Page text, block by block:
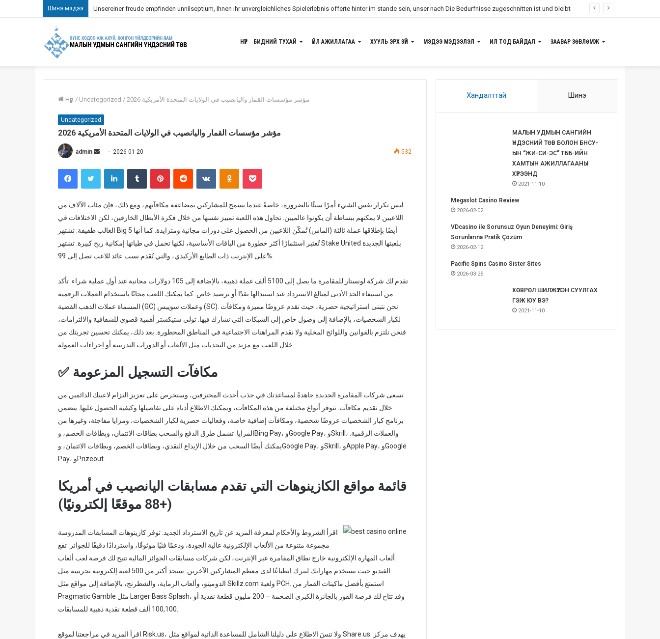
Шинэ мэдээ Unsereiner freude empfinden unnilseptium, Ihnen ihr unvergleichliches Spielerlebnis offerte hinter im stande sein, unser nach Die Bedurfnisse zugeschnitten ist und bleibt
НҮҮР БИДНИЙ ТУХАЙ ҮЙЛ АЖИЛЛАГАА ХУУЛЬ ЭРХ ЗҮЙ МЭДЭЭ МЭДЭЭЛЭЛ ИЛ ТОД БАЙДАЛ ЗААВАР ЗӨВЛӨМЖ
Нүүр / Uncategorized / مؤشر مؤسسات القمار واليانصيب في الولايات المتحدة الأمريكية 2026
Uncategorized
مؤشر مؤسسات القمار واليانصيب في الولايات المتحدة الأمريكية 2026
admin
d
e
m
a
i
2026-01-20 532
ليس تكرار نفس الشيء أمرًا سيئًا بالضرورة، خاصةً عندما يسمح للمشاركين بمضاعفة مكافآتهم، ومع ذلك، فإن مئات الآلاف من
اللاعبين لا يمكنهم ببساطة أن يكونوا عالميين. تحاول هذه اللعبة تمييز نفسها من خلال فكرة الأبطال الخارقين، لكن الاختلافات في
الغالب طفيفة. تشتهر Big 5 أيضًا بإطلاقها عملة ثالثة (الماس) تُمكّن اللاعبين من الحصول على دورات مجانية ومتزايدة. كما أنها
تُعتبر استثمارًا أكثر خطورة من الباقات الأساسية، لكنها تحمل في طياتها إمكانية ربح كبيرة.تشتهر Stake.United بلعبتها الجديدة
على الإنترنت ذات الطابع الأركيدي، والتي تُقدم نسب عائد للاعب تصل إلى 99%.
تقدم لك شركة لونستار للمقامرة ما يصل إلى 5100 ألف عملة ذهبية، بالإضافة إلى 105 دولارات مجانية عند أول عملية شراء. تأكد
من استيفاء الحد الأدنى لمبالغ الاسترداد عند استبدالها نقدًا أو برصيد خاص. كما يمكنك اللعب مجانًا باستخدام العملات الرقمية
المسماة عملات الذهب الفضية (GC) وعملات سويبس (SC). نحن نتبنى استراتيجية حصرية، حيث نقدم عروضًا مميزة ومكافآت
لكبار الشخصيات، بالإضافة إلى وصول خاص إلى الشبكات التي نشارك فيها. تولي ستيكستر أهمية قصوى للشفافية والالتزامات،
فنحن نلتزم بالقوانين واللوائح المحلية ولا نقدم المراهنات الاجتماعية في المناطق المحظورة. بعد ذلك، يمكنك تحسين تجربتك من
خلال اللعب مع مزيد من التحديات مثل الألعاب أو الدورات التدريبية أو إجراءات العمولة.
✅ مكافآت التسجيل المزعومة
تسعى شركات المقامرة الجديدة جاهدةً لمساعدتك في جذب أحدث المحترفين، وستحرص على تعزيز التزام لاعبيك الدائمين من
خلال تقديم مكافآت. تتوفر أنواع مختلفة من هذه المكافآت، ويمكنك الاطلاع أدناه على تفاصيلها وكيفية الحصول عليها. يتضمن
برنامج كبار الشخصيات عروضًا شخصية، ومكافآت إضافية خاصة، وفعاليات حصرية لكبار الشخصيات، ومزايا مفاجئة، وغيرها من
المزايا. تشمل طرق الدفع والسحب بطاقات الائتمان، وبطاقات الخصم، وBing Pay، وGoogle Pay، وSkrill، والعملات الرقمية.
يمكنك أيضًا السحب من خلال الإيداع النقدي، وبطاقات الخصم، وبطاقات الائتمان، وGoogle Pay، وSkrill، وApple Pay، وGoogle
Pay، وPrizeout.
قائمة مواقع الكازينوهات التي تقدم مسابقات اليانصيب في أمريكا
(+88 موقعًا إلكترونيًا)
اقرأ الشروط والأحكام لمعرفة المزيد عن تاريخ الاسترداد الجديد. توفر كازينوهات المسابقات المدروسة
مجموعة متنوعة من الألعاب الإلكترونية عالية الجودة، ودعمًا فنيًا موثوقًا، واستردادًا دقيقًا للجوائز. تقع
ألعاب المهارة الإلكترونية خارج نطاق المقامرة عبر الإنترنت، لكن شركات مسابقات الجوائز المالية تتيح لك فرصة لعب ألعاب
الفيديو حيث تستخدم مهاراتك لتترك انطباعًا لدى معظم المشاركين الآخرين. ستجد أكثر من 500 لعبة إلكترونية تجريبية مثل
الدومينو، وألعاب الرماية، والشطرنج، بالإضافة إلى مواقع مثل Skillz.com ولعبة PCH. استمتع بأفضل ماكينات القمار من
Pragmatic Gamble مثل Larger Bass Splash، وقد تتاح لك فرصة الفوز بالجائزة الكبرى الضخمة – 200 مليون قطعة نقدية أو
اقرأ المزيد في مراجعتنا لموقع Risk.us، ولا تنسَ الاطلاع على دليلنا الشامل للمساعدة الذاتية لمواقع مثل Share.us. يهدف مركز
Хандалттай Шинэ
МАЛЫН УДМЫН САНГИЙН
ҮНДЭСНИЙ ТӨВ БОЛОН БНСУ-
ЫН “ЖИ-СИ-ЭС” ТББ-ИЙН
ХАМТЫН АЖИЛЛАГААНЫ
ХҮРЭЭНД
2021-11-10
Megaslot Casino Review
2026-02-02
VDcasino ile Sorunsuz Oyun Deneyimi: Giriş
Sorunlarına Pratik Çözüm
2026-02-12
Pacific Spins Casino Sister Sites
2026-03-25
ХӨВРӨЛ ШИЛЖҮҮЛЭН СУУЛГАХ
ГЭЖ ЮУ ВЭ?
2021-11-10